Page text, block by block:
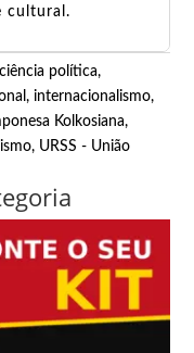
cultural.
política,
,internacionalismo,
Kolkosiana,
, URSS - União